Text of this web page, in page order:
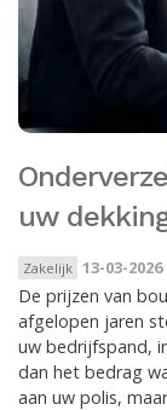
uw
Zakelijk 13-03-2026
De prijzen van
afgelopen jaren
uw bedrijfspand,
dan het bedrag
aan uw polis,